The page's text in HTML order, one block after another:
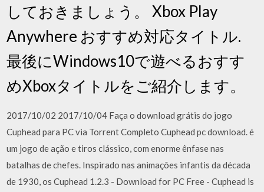
しておきましょう。 Xbox Play
Anywhere おすすめ対応タイトル.
最後にWindows10で遊べるおすす
めXboxタイトルをご紹介します。
2017/10/02 2017/10/04 Faça o download grátis do jogo
Cuphead para PC via Torrent Completo Cuphead pc download. é
um jogo de ação e tiros clássico, com enorme ênfase nas
batalhas de chefes. Inspirado nas animações infantis da década
de 1930, os Cuphead 1.2.3 - Download for PC Free - Cuphead is